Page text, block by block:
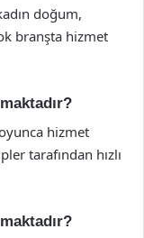
doğum,
branşta hizmet
hizmet
tarafından hızlı